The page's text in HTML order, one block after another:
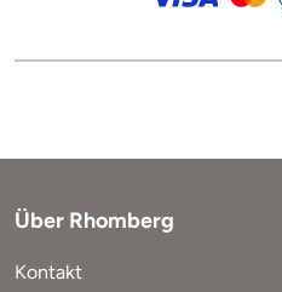
Über Rhomberg
Kontakt